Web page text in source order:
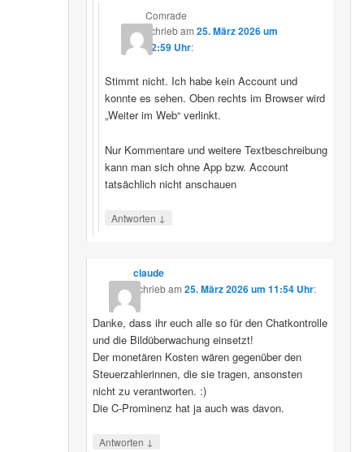
Comrade
schriebam 25. März 2026 um
12:59 Uhr:
Stimmt nicht. Ich habe kein Account und
konnte es sehen. Oben rechts im Browser wird
„Weiter im Web“ verlinkt.
Nur Kommentare und weitere Textbeschreibung
kann man sich ohne App bzw. Account
tatsächlich nicht anschauen
Antworten ↓
claude
schriebam 25. März 2026 um 11:54 Uhr:
Danke, dass ihr euch alle so für den Chatkontrolle
und die Bildüberwachung einsetzt!
Der monetären Kosten wären gegenüber den
Steuerzahlerinnen, die sie tragen, ansonsten
nicht zu verantworten. :)
Die C-Prominenz hat ja auch was davon.
Antworten ↓